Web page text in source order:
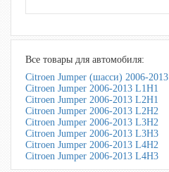
Все товары для автомобиля:
Citroen Jumper (шасси) 2006-2013
Citroen Jumper 2006-2013 L1H1
Citroen Jumper 2006-2013 L2H1
Citroen Jumper 2006-2013 L2H2
Citroen Jumper 2006-2013 L3H2
Citroen Jumper 2006-2013 L3H3
Citroen Jumper 2006-2013 L4H2
Citroen Jumper 2006-2013 L4H3